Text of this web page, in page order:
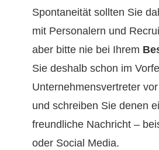
Spontaneität sollten Sie
mit Personalern und
aber bitte nie bei Ihrem
Sie deshalb schon im
Unternehmensvertreter
und schreiben Sie denen
freundliche Nachricht –
oder Social Media.